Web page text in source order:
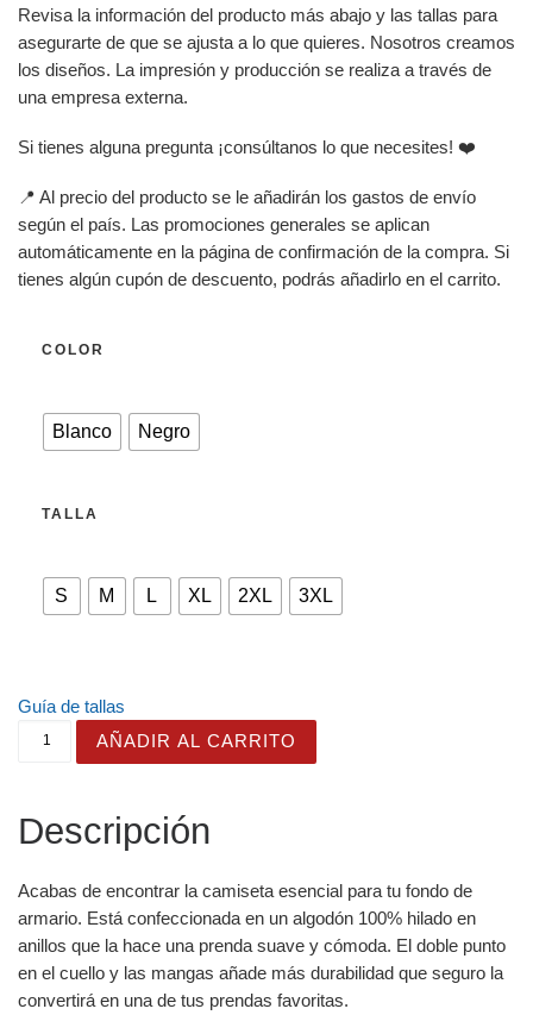
Revisa la información del producto más abajo y las tallas para
asegurarte de que se ajusta a lo que quieres. Nosotros creamos
los diseños. La impresión y producción se realiza a través de
una empresa externa.
Si tienes alguna pregunta ¡consúltanos lo que necesites! ❤️
📍 Al precio del producto se le añadirán los gastos de envío
según el país. Las promociones generales se aplican
automáticamente en la página de confirmación de la compra. Si
tienes algún cupón de descuento, podrás añadirlo en el carrito.
COLOR
Blanco Negro
TALLA
S M L XL 2XL 3XL
Guía de tallas
Camiseta "Hug The Tree!" de la Colección Raíces.
AÑADIR AL CARRITO
Descripción
Acabas de encontrar la camiseta esencial para tu fondo de
armario. Está confeccionada en un algodón 100% hilado en
anillos que la hace una prenda suave y cómoda. El doble punto
en el cuello y las mangas añade más durabilidad que seguro la
convertirá en una de tus prendas favoritas.